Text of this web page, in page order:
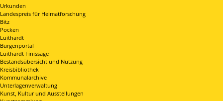
Urkunden
Landespreis für Heimatforschung
Bitz
Pocken
Luithardt
Burgenportal
Luithardt Finissage
Bestandsübersicht und Nutzung
Kreisbibliothek
Kommunalarchive
Unterlagenverwaltung
Kunst, Kultur und Ausstellungen